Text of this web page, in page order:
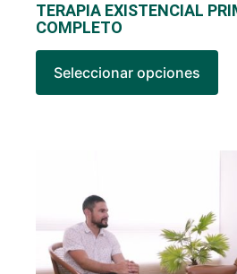
TERAPIA EXISTENCIAL
COMPLETO
Seleccionar opciones